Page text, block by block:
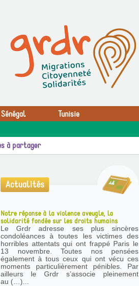
Sénégal Tunisie
à partager
Actualités
Notre réponse à la violence aveugle, la
solidarité fondée sur les droits humains
Le Grdr adresse ses plus sincères
condoléances à toutes les victimes des
horribles attentats qui ont frappé Paris le
13 novembre. Toutes nos pensées
également à tous ceux qui ont vécu ces
moments particulièrement pénibles. Par
ailleurs le Grdr s’associe pleinement
au (…)...